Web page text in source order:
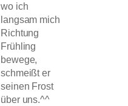
wo ich
langsam mich
Richtung
Frühling
bewege,
schmeißt er
seinen Frost
über uns.^^